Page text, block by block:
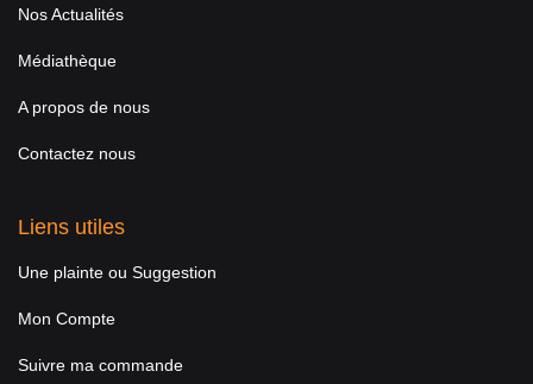
Nos Actualités
Médiathèque
A propos de nous
Contactez nous
Liens utiles
Une plainte ou Suggestion
Mon Compte
Suivre ma commande